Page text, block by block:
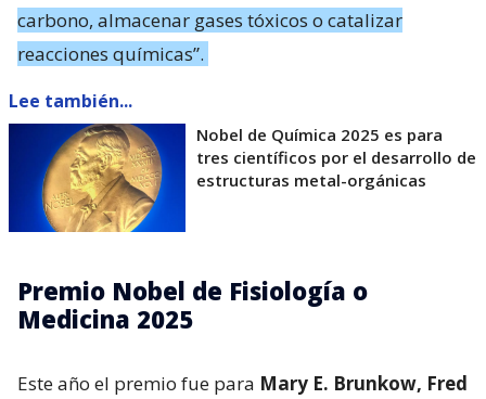
carbono, almacenar gases tóxicos o catalizar
reacciones químicas”.
Lee también...
Nobel de Química 2025 es para
tres científicos por el desarrollo de
estructuras metal-orgánicas
Premio Nobel de Fisiología o
Medicina 2025
Este año el premio fue para Mary E. Brunkow, Fred